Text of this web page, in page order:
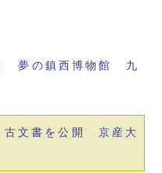
夢の鎮西博物館 九
文書を公開 京産大